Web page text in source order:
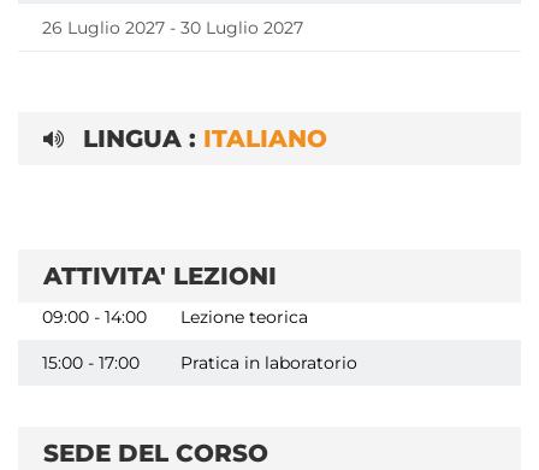
26 Luglio 2027 - 30 Luglio 2027
LINGUA : ITALIANO
ATTIVITA' LEZIONI
09:00 - 14:00 Lezione teorica
15:00 - 17:00 Pratica in laboratorio
SEDE DEL CORSO